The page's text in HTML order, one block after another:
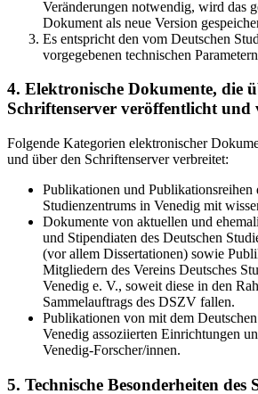
Veränderungen notwendig, wird das
Dokument als neue Version
Es entspricht den vom Deutschen
vorgegebenen technischen
4. Elektronische Dokumente, die
Schriftenserver veröffentlicht und
Folgende Kategorien elektronischer
und über den Schriftenserver verbreitet:
Publikationen und Publikationsreihen
Studienzentrums in Venedig mit
Dokumente von aktuellen und
und Stipendiaten des Deutschen
(vor allem Dissertationen) sowie
Mitgliedern des Vereins Deutsches
Venedig e. V., soweit diese in den
Sammelauftrags des DSZV fallen.
Publikationen von mit dem
Venedig assoziierten Einrichtungen
Venedig-Forscher/innen.
5. Technische Besonderheiten des